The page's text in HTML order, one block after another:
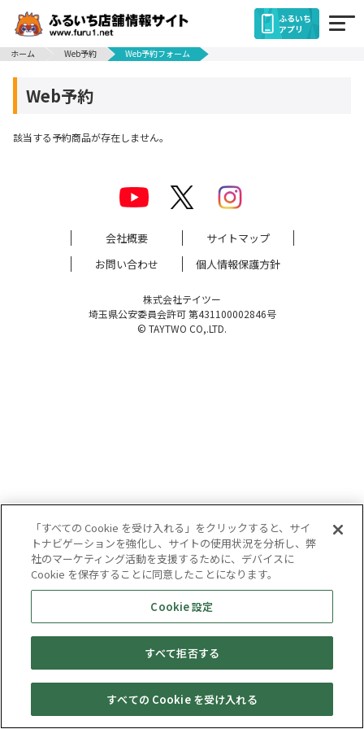
ふるいち
アプリ
ホーム
Web予約 Web予約フォーム
Web予約
該当する予約商品が存在しません。
会社概要
サイトマップ
お問い合わせ
個人情報保護方針
株式会社テイツー
埼玉県公安委員会許可 第431100002846号
© TAYTWO CO,.LTD.
キャンペーン 店舗一覧 Web予約 買取情報 宅配買取
「すべての Cookie を受け入れる」をクリックすると、サイ
トナビゲーションを強化し、サイトの使用状況を分析し、弊
社のマーケティング活動を支援するために、デバイスに
Cookie を保存することに同意したことになります。
Cookie 設定
すべて拒否する
すべての Cookie を受け入れる